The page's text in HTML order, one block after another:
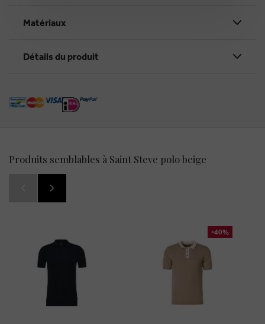
Matériaux
Détails du produit
Produits semblables à Saint Steve polo beige
-40%